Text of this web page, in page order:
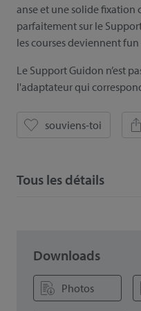
Downloads
Photos
anse et une solide fixation
parfaitement sur le
les courses deviennent fun
Le Support Guidon n’est
l'adaptateur qui
souviens-toi
Tous les détails